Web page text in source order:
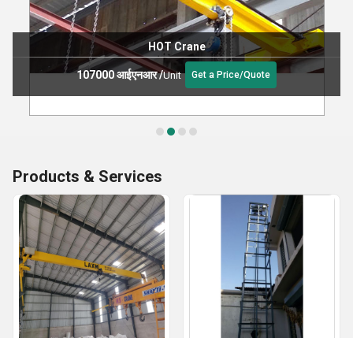
HOT Crane
107000 आईएनआर/Unit Get a Price/Quote
Products & Services